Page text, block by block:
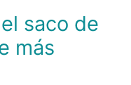
saco de
más